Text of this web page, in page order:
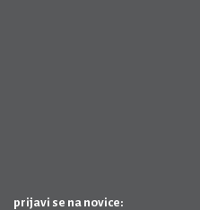
prijavi se na novice: